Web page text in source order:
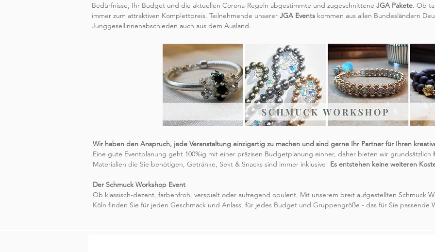
Bedürfnisse, Ihr Budget und die aktuellen Corona-Regeln abgestimmte und zugeschnittene JGA Pakete. Ob
immer zum attraktiven Komplettpreis. Teilnehmende unserer JGA Events kommen aus allen Bundesländern
Junggesellinnenabschieden auch aus dem Ausland.
Wir haben den Anspruch, jede Veranstaltung einzigartig zu machen und sind gerne Ihr Partner für Ihren
Eine gute Eventplanung geht 100%ig mit einer präzisen Budgetplanung einher, daher bieten wir grundsätzlich
Materialien die Sie benötigen, Getränke, Sekt & Snacks sind immer inklusive! Es entstehen keine weiteren
Der Schmuck Workshop Event
Ob klassisch-dezent, farbenfroh, verspielt oder aufregend opulent. Mit unserem breit aufgestellten Schmuck
Köln finden Sie für jeden Geschmack und Anlass, für jedes Budget und Gruppengröße - das für Sie passende